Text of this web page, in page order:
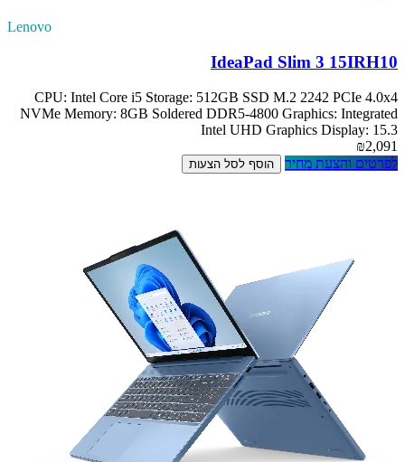
Lenovo
IdeaPad Slim 3 15IRH10
CPU: Intel Core i5 Storage: 512GB SSD M.2 2242 PCIe 4.0x4
NVMe Memory: 8GB Soldered DDR5-4800 Graphics: Integrated
Intel UHD Graphics Display: 15.3
₪2,091
לפרטים והצעת מחיר
הוסף לסל הצעות